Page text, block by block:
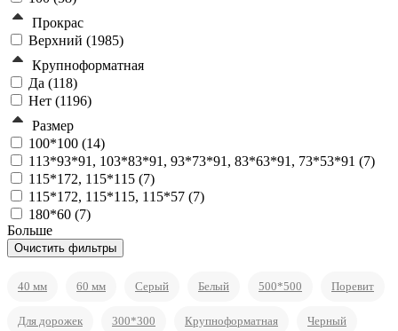
Прокрас
Верхний (1985)
Крупноформатная
Да (118)
Нет (1196)
Размер
100*100 (14)
113*93*91, 103*83*91, 93*73*91, 83*63*91, 73*53*91 (7)
115*172, 115*115 (7)
115*172, 115*115, 115*57 (7)
180*60 (7)
Больше
40 мм 60 мм Серый Белый 500*500 Поревит
Для дорожек 300*300 Крупноформатная Черный